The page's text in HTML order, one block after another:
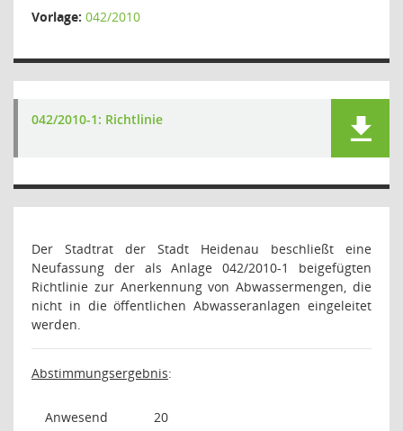
Vorlage: 042/2010
042/2010-1: Richtlinie
Der Stadtrat der Stadt Heidenau beschließt eine
Neufassung der als Anlage 042/2010-1 beigefügten
Richtlinie zur Anerkennung von Abwassermengen, die
nicht in die öffentlichen Abwasseranlagen eingeleitet
werden.
Abstimmungsergebnis:
Anwesend 20